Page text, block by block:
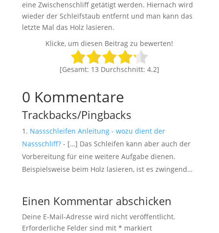
eine Zwischenschliff getätigt werden. Hiernach wird
wieder der Schleifstaub entfernt und man kann das
letzte Mal das Holz lasieren.
Klicke, um diesen Beitrag zu bewerten!
[Gesamt: 13 Durchschnitt: 4.2]
0 Kommentare
Trackbacks/Pingbacks
Nassschleifen Anleitung - wozu dient der
Nassschliff?- […] Das Schleifen kann aber auch der
Vorbereitung für eine weitere Aufgabe dienen.
Beispielsweise beim Holz lasieren, ist es zwingend…
Einen Kommentar abschicken
Deine E-Mail-Adresse wird nicht veröffentlicht.
Erforderliche Felder sind mit * markiert